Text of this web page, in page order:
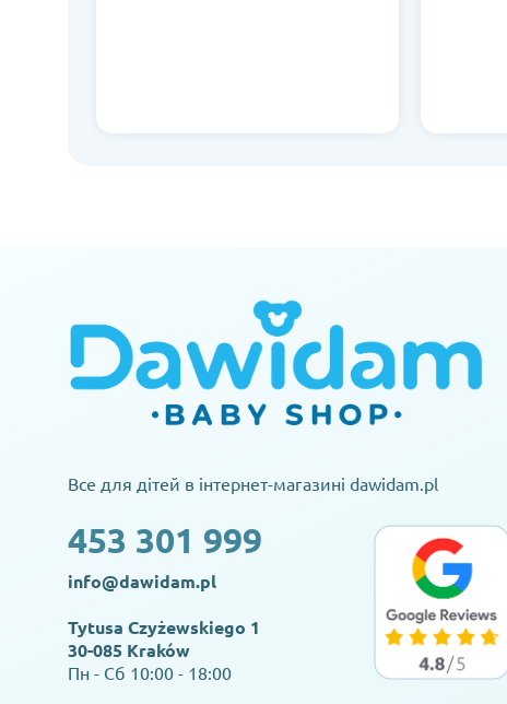
Все для дітей в інтернет-магазині dawidam.pl
453 301 999
info@dawidam.pl
Tytusa Czyżewskiego 1
30-085 Kraków
Пн - Сб 10:00 - 18:00